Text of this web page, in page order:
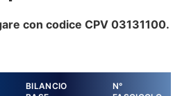
con codice CPV 03131100.
BILANCIO
N°